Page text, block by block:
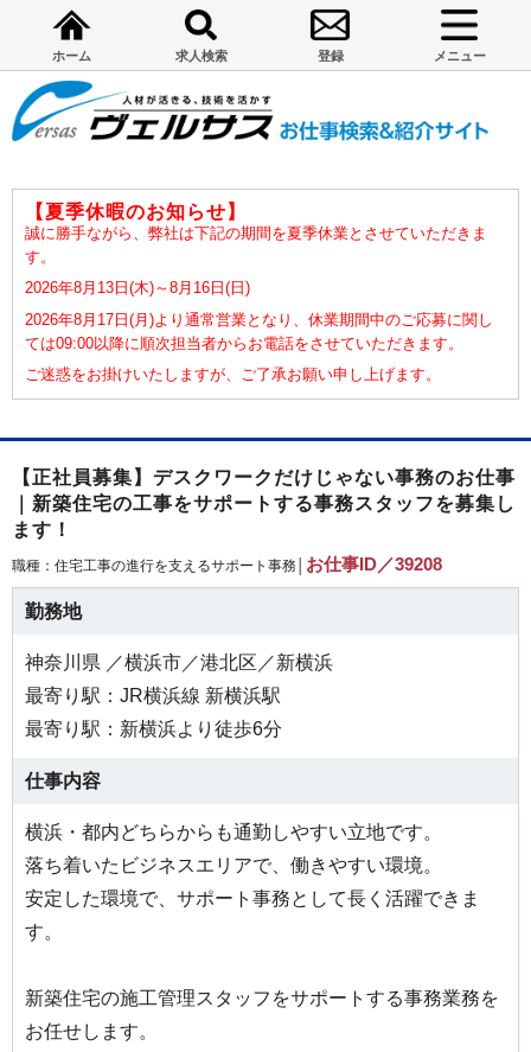
ホーム 求人検索 登録 メニュー
【夏季休暇のお知らせ】
誠に勝手ながら、弊社は下記の期間を夏季休業とさせていただきま
す。
2026年8月13日(木)～8月16日(日)
2026年8月17日(月)より通常営業となり、休業期間中のご応募に関し
ては09:00以降に順次担当者からお電話をさせていただきます。
ご迷惑をお掛けいたしますが、ご了承お願い申し上げます。
【正社員募集】デスクワークだけじゃない事務のお仕事
｜新築住宅の工事をサポートする事務スタッフを募集し
ます！
職種：住宅工事の進行を支えるサポート事務│ お仕事ID／39208
勤務地
神奈川県 ／横浜市／港北区／新横浜
最寄り駅：JR横浜線 新横浜駅
最寄り駅：新横浜より徒歩6分
仕事内容
横浜・都内どちらからも通勤しやすい立地です。
落ち着いたビジネスエリアで、働きやすい環境。
安定した環境で、サポート事務として長く活躍できま
す。
新築住宅の施工管理スタッフをサポートする事務業務を
お任せします。